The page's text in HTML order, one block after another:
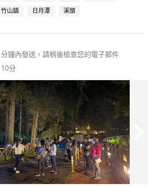
竹山鎮 日月潭 溪頭
鐘內發送，請稍後檢查您的電子郵件
分